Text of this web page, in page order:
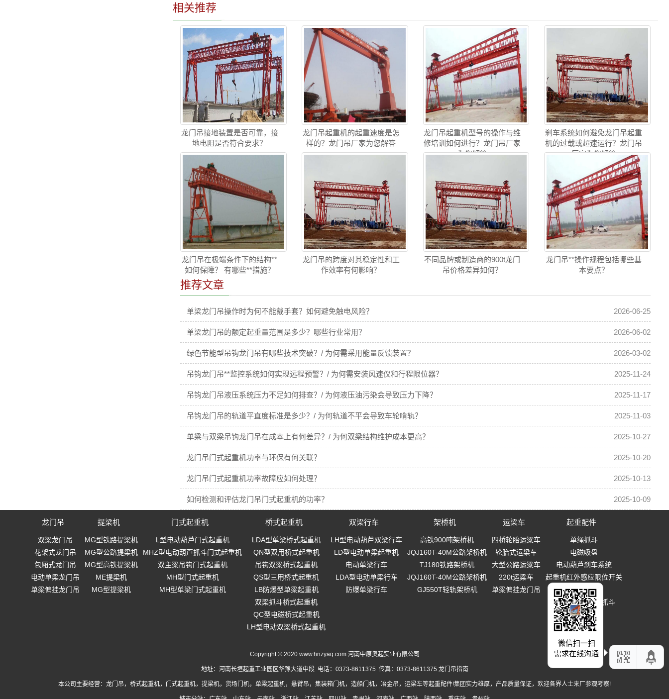
相关推荐
龙门吊接地装置是否可靠，接
地电阻是否符合要求？
龙门吊起重机的起重速度是怎
样的？龙门吊厂家为您解答
龙门吊起重机型号的操作与维
修培训如何进行？龙门吊厂家
为您解答
刹车系统如何避免龙门吊起重
机的过载或超速运行？龙门吊
厂家为您解答
龙门吊在极端条件下的结构**
如何保障？ 有哪些**措施？
龙门吊的跨度对其稳定性和工
作效率有何影响？
不同品牌或制造商的900t龙门
吊价格差异如何？
龙门吊**操作规程包括哪些基
本要点？
推荐文章
单梁龙门吊操作时为何不能戴手套？如何避免触电风险？ 2026-06-25
单梁龙门吊的额定起重量范围是多少？哪些行业常用？ 2026-06-02
绿色节能型吊钩龙门吊有哪些技术突破？/ 为何需采用能量反馈装置？ 2026-03-02
吊钩龙门吊**监控系统如何实现远程预警？/ 为何需安装风速仪和行程限位器？ 2025-11-24
吊钩龙门吊液压系统压力不足如何排查？/ 为何液压油污染会导致压力下降？ 2025-11-17
吊钩龙门吊的轨道平直度标准是多少？/ 为何轨道不平会导致车轮啃轨？ 2025-11-03
单梁与双梁吊钩龙门吊在成本上有何差异？/ 为何双梁结构维护成本更高？ 2025-10-27
龙门吊门式起重机功率与环保有何关联？ 2025-10-20
龙门吊门式起重机功率故障应如何处理？ 2025-10-13
如何检测和评估龙门吊门式起重机的功率？ 2025-10-09
龙门吊
双梁龙门吊
花架式龙门吊
包厢式龙门吊
电动单梁龙门吊
单梁偏挂龙门吊
提梁机
MG型铁路提梁机
MG型公路提梁机
MG型高铁提梁机
ME提梁机
MG型提梁机
门式起重机
L型电动葫芦门式起重机
MHZ型电动葫芦抓斗门式起重机
双主梁吊钩门式起重机
MH型门式起重机
MH型单梁门式起重机
桥式起重机
LDA型单梁桥式起重机
QN型双用桥式起重机
吊钩双梁桥式起重机
QS型三用桥式起重机
LB防爆型单梁起重机
双梁抓斗桥式起重机
QC型电磁桥式起重机
LH型电动双梁桥式起重机
双梁行车
LH型电动葫芦双梁行车
LD型电动单梁起重机
电动单梁行车
LDA型电动单梁行车
防爆单梁行车
架桥机
高铁900吨架桥机
JQJ160T-40M公路架桥机
TJ180铁路架桥机
JQJ160T-40M公路架桥机
GJ550T轻轨架桥机
运梁车
四桥轮胎运粱车
轮胎式运梁车
大型公路运粱车
220t运粱车
单梁偏挂龙门吊
起重配件
单绳抓斗
电磁吸盘
电动葫芦刹车系统
起重机红外感应限位开关
起重吊钩
多瓣式机械设备抓斗
微信扫一扫
需求在线沟通
Copyright © 2020 www.hnzyaq.com 河南中原奥起实业有限公司
地址：河南长垣起重工业园区华豫大道中段 电话：0373-8611375 传真：0373-8611375 龙门吊指南
本公司主要经营： 龙门吊 ， 桥式起重机， 门式起重机，提梁机，货场门机，单梁起重机，悬臂吊，集装箱门机，造船门机，冶金吊，运梁车等起重配件!集团实力雄厚，产品质量保证，欢迎各界人士来厂参观考察!